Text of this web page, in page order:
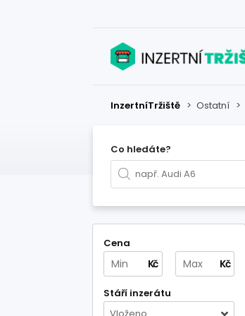
InzertníTržiště > Ostatní >
Co hledáte?
Cena
Kč Kč
Stáří inzerátu